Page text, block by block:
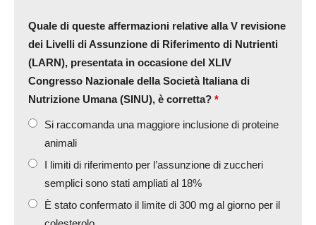
Quale di queste affermazioni relative alla V revisione
dei Livelli di Assunzione di Riferimento di Nutrienti
(LARN), presentata in occasione del XLIV
Congresso Nazionale della Società Italiana di
Nutrizione Umana (SINU), è corretta? *
Si raccomanda una maggiore inclusione di proteine
animali
I limiti di riferimento per l’assunzione di zuccheri
semplici sono stati ampliati al 18%
È stato confermato il limite di 300 mg al giorno per il